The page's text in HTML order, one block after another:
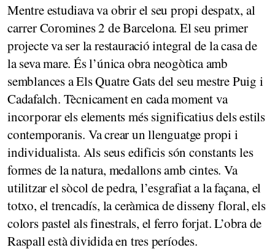
Mentre estudiava va obrir el seu propi despatx, al
carrer Coromines 2 de Barcelona. El seu primer
projecte va ser la restauració integral de la casa de
la seva mare. És l’única obra neogòtica amb
semblances a Els Quatre Gats del seu mestre Puig i
Cadafalch. Tècnicament en cada moment va
incorporar els elements més significatius dels estils
contemporanis. Va crear un llenguatge propi i
individualista. Als seus edificis són constants les
formes de la natura, medallons amb cintes. Va
utilitzar el sòcol de pedra, l’esgrafiat a la façana, el
totxo, el trencadís, la ceràmica de disseny floral, els
colors pastel als finestrals, el ferro forjat. L’obra de
Raspall està dividida en tres períodes.